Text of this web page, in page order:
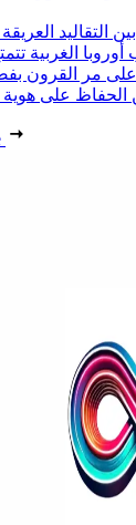
التقاليد العريقة
الغربية
على مر القرون